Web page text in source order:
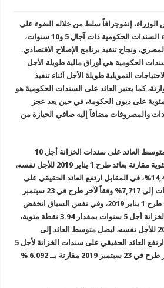
إنفوجرافاً سلط من خلاله الضوء على
إقبال المستثمرين على شراء السندات الحكومية ذات آجال 5 و10 سنوات،
ونجاح تنفيذ برنامج الإصلاح الاقتصادي.
الحكومية هي أوراق مالية طويلة الأجل
التمويلية طويلة الأجل أثناء تنفيذ
كما يعتبر العائد على السندات الحكومية هو
مئوية على ديون الحكومة، في حين يعد عجز
والمصروفات مضافاً إليه صافي الحيازة من
وأبرز الإنفوجراف، انخفاض متوسط العائد على سندات الخزانة أجل 10
سنوات بمقدار 3.74 نقطة مئوية مقارنة بعائد طرح 1 يناير 2019 للأجل نفسه،
ليصل متوسط العائد إلى 14,417%، في المقابل ارتفع العائد الحقيقي على
سندات الخزانة أجل 10 سنوات إلى 7,717% وفقاً لآخر طرح في 23 سبتمبر
2019 مقارنة بــ 5,952% في طرح 1 يناير 2019، وفي نفس السياق انخفض
متوسط العائد على سندات الخزانة أجل 5 سنوات بمقدار 3.94 نقطة مئوية،
مقارنة بعائد طرح 1 يناير 2019 للأجل نفسه، ليصل متوسط العائد إلى
14,35%، وفي المقابل أيضاً ارتفع العائد الحقيقي على سندات الخزانة لأجل 5
سنوات إلى 7,65% وفقاً لآخر طرح في 23 سبتمبر 2019 مقارنة بــ 6.092 %